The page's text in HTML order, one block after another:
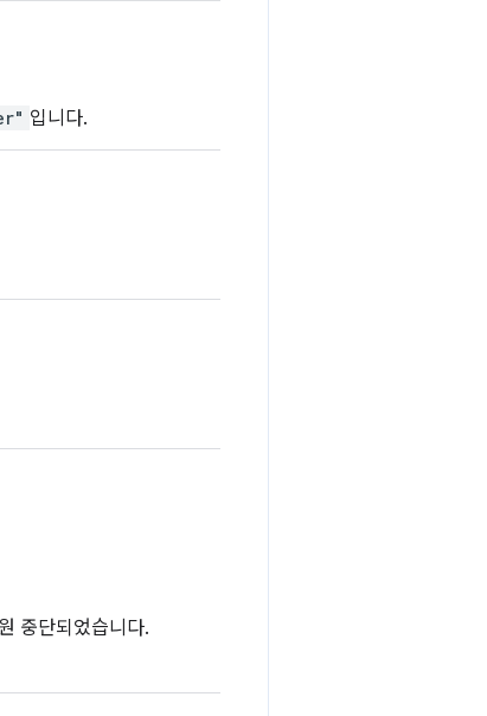
입니다.
중단되었습니다.